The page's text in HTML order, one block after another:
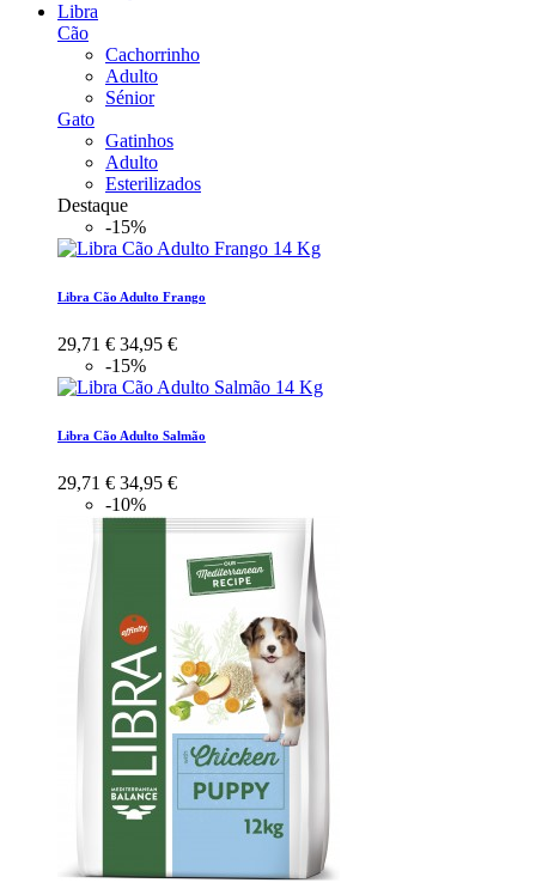
Libra
Cão
Cachorrinho
Adulto
Sénior
Gato
Gatinhos
Adulto
Esterilizados
Destaque
-15%
Libra Cão Adulto Frango
29,71 € 34,95 €
-15%
Libra Cão Adulto Salmão
29,71 € 34,95 €
-10%